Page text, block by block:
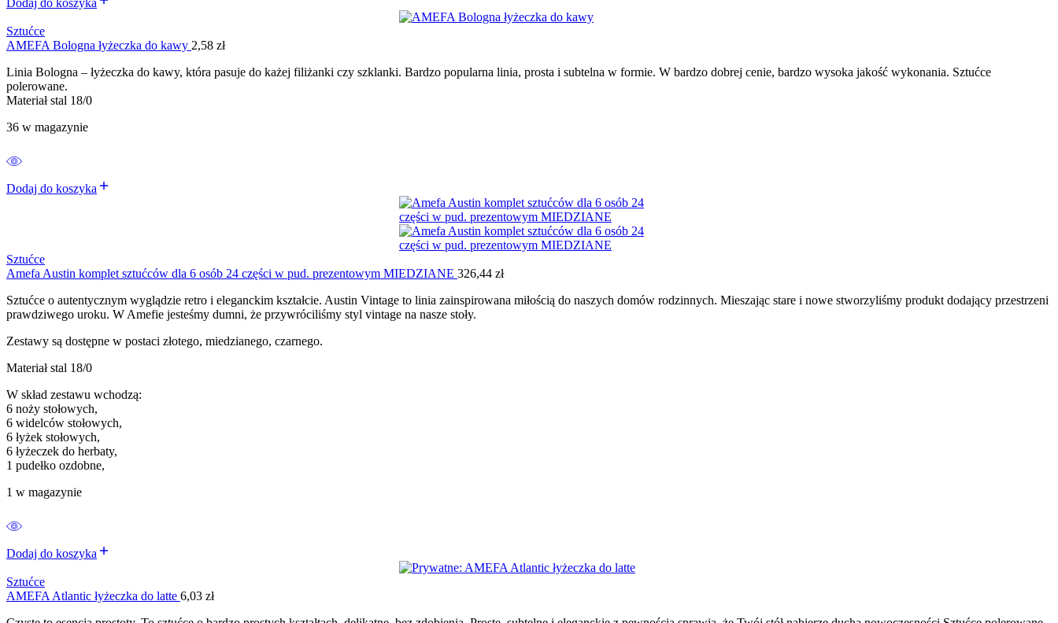
Sztućce
AMEFA Bologna łyżeczka do kawy 2,58 zł
Linia Bologna – łyżeczka do kawy, która pasuje do każej filiżanki czy szklanki. Bardzo popularna linia, prosta i subtelna w formie. W bardzo dobrej cenie, bardzo wysoka jakość wykonania. Sztućce
polerowane.
Materiał stal 18/0
36 w magazynie
Dodaj do koszyka
Sztućce
Amefa Austin komplet sztućców dla 6 osób 24 części w pud. prezentowym MIEDZIANE 326,44 zł
Sztućce o autentycznym wyglądzie retro i eleganckim kształcie. Austin Vintage to linia zainspirowana miłością do naszych domów rodzinnych. Mieszając stare i nowe stworzyliśmy produkt dodający przestrzeni
prawdziwego uroku. W Amefie jesteśmy dumni, że przywróciliśmy styl vintage na nasze stoły.
Zestawy są dostępne w postaci złotego, miedzianego, czarnego.
Materiał stal 18/0
W skład zestawu wchodzą:
6 noży stołowych,
6 widelców stołowych,
6 łyżek stołowych,
6 łyżeczek do herbaty,
1 pudełko ozdobne,
1 w magazynie
Dodaj do koszyka
Sztućce
AMEFA Atlantic łyżeczka do latte 6,03 zł